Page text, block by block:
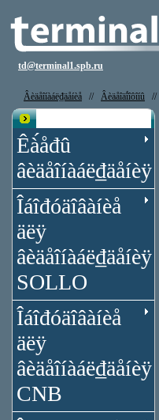
td@terminal1.spb.ru
Âèäåîíàáë₫äåíèå // Âèäåîäî́îôîíû //
Êà́åđû
âèäåîíàáë₫äåíèÿ
Îáîđóäîâàíèå
äëÿ
âèäåîíàáë₫äåíèÿ
SOLLO
Îáîđóäîâàíèå
äëÿ
âèäåîíàáë₫äåíèÿ
CNB